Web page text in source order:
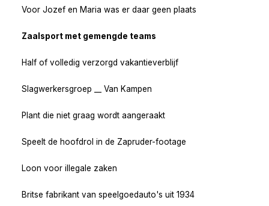
Voor Jozef en Maria was er daar geen plaats
Zaalsport met gemengde teams
Half of volledig verzorgd vakantieverblijf
Slagwerkersgroep __ Van Kampen
Plant die niet graag wordt aangeraakt
Speelt de hoofdrol in de Zapruder-footage
Loon voor illegale zaken
Britse fabrikant van speelgoedauto's uit 1934